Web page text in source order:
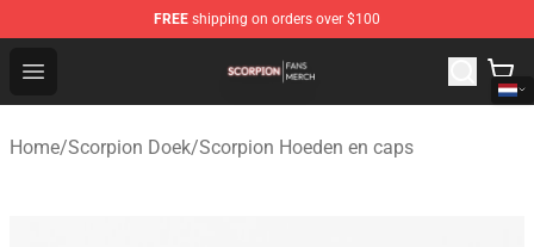
FREE shipping on orders over $100
Open menu
Scorpion Shop - Official Scorpion Merchandise Store
Home/Scorpion Doek/Scorpion Hoeden en caps